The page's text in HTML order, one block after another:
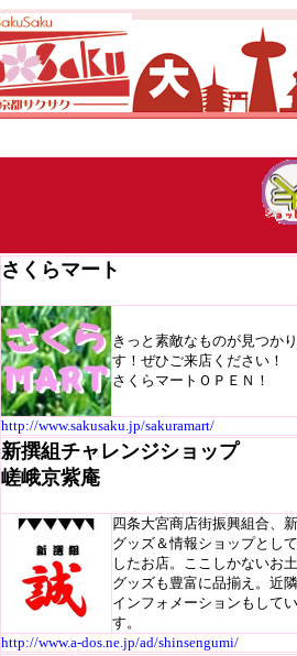
さくらマート
きっと素敵なものが見つか
す！ぜひご来店ください！
さくらマートＯＰＥＮ！
http://www.sakusaku.jp/sakuramart/
新撰組チャレンジショップ
嵯峨京紫庵
四条大宮商店街振興組合、
グッズ＆情報ショップとし
したお店。ここしかないお
グッズも豊富に品揃え。近
インフォメーションもして
す。
http://www.a-dos.ne.jp/ad/shinsengumi/